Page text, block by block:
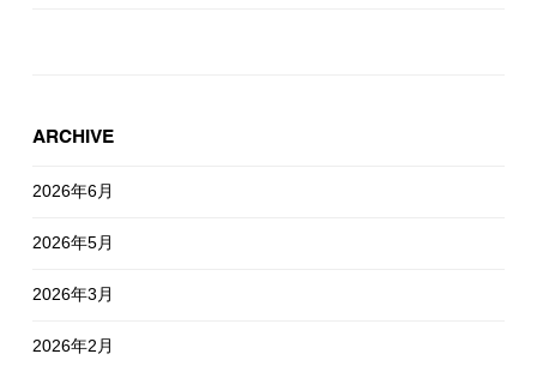
ARCHIVE
2026年6月
2026年5月
2026年3月
2026年2月